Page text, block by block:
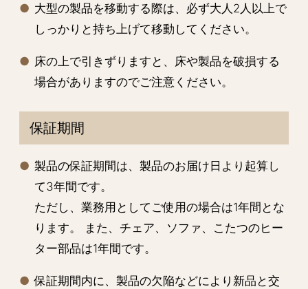
大型の製品を移動する際は、必ず大人2人以上で
しっかりと持ち上げて移動してください。
床の上で引きずりますと、床や製品を破損する
場合がありますのでご注意ください。
保証期間
製品の保証期間は、製品のお届け日より起算し
て3年間です。
ただし、業務用としてご使用の場合は1年間とな
ります。 また、チェア、ソファ、こたつのヒー
ター部品は1年間です。
保証期間内に、製品の欠陥などにより新品と交